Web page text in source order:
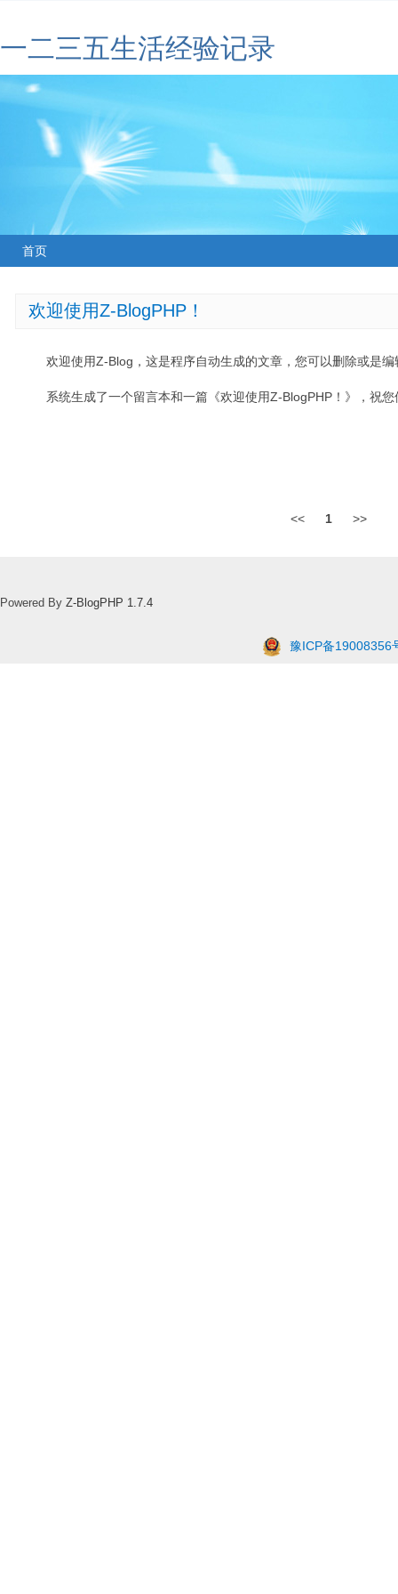
一二三五生活经验记录
首页
欢迎使用Z-BlogPHP！
欢迎使用Z-Blog，这是程序自动生成的文章，您可以删除或是编
系统生成了一个留言本和一篇《欢迎使用Z-BlogPHP！》，祝
<< 1 >>
Powered By Z-BlogPHP 1.7.4
豫ICP备19008356